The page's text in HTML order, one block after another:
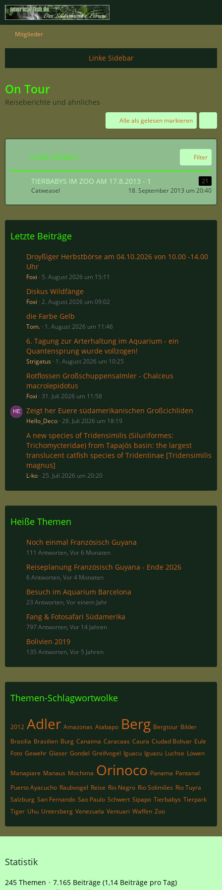
Mitglieder
On Tour
Reiseberichte und ähnliches
Alle als gelesen markieren
Letzte Antwort Filter
TIERBABYS IM ZOO AM 17.8.2013 - 1
21
Catweasel
18. September 2013 um 20:40
Letzte Beiträge
Droyßiger Herbstbörse am 04.10.2026 von 10.00 -14.00
Uhr
Foxi 5. August 2026 um 15:11
Diskus Wildfänge
Foxi 2. August 2026 um 09:02
die Farbe Gelb
Tom. 1. August 2026 um 11:46
6. Tagung zur Arterhaltung im Aquarium - ein
Quantensprung wurde vollzogen!
Strigatus 1. August 2026 um 10:25
Rotflossen Großschuppensalmler - Chalceus
macrolepidotus
Foxi 31. Juli 2026 um 11:58
Zeigt her Euere südamerikanischen Großcichliden
Hello_Deco 28. Juli 2026 um 18:19
A new species of Tridensimilis (Siluriformes:
Trichomycteridae) from Tapajós basin: the largest
translucent catfish species of Tridentinae [Tridensimilis
magnus]
L-ko 25. Juli 2026 um 20:20
Heiße Themen
Noch einmal Französisch Guyana
111 Antworten, Vor 6 Monaten
Reiseplanung Französisch Guyana - Ende 2026
6 Antworten, Vor 4 Monaten
Besuch im Aquarium Barcelona
23 Antworten, Vor einem Jahr
Fang & Fotosafari Südamerika
797 Antworten, Vor 14 Jahren
Bolivien 2019
135 Antworten, Vor 5 Jahren
Themen-Schlagwortwolke
2012 Adler Amazonas Atabapo Berg Bergtour Bilder
Brasilia Brasilien Burg Canaima Caracaas Caura Ciudad Bolivar Eule
Foto Gewehr Glaser Gondel Greifvogel Iguacu Iguazu Luchse Löwen
Manapiare Manaus Mochima Orinoco Panama Pantanal
Puerto Ayacucho Raubvogel Reise Rio Negro Rio Solimões Rio Tuyra
Salzburg San Fernando Sao Paulo Schwert Sipapo Tierbabys Tierpark
Tiger Uhu Untersberg Venezuela Ventuari Waffen Zoo
Statistik
245 Themen 7.165 Beiträge (1,14 Beiträge pro Tag)